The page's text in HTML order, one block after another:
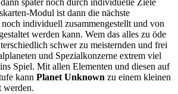
später noch durch individuelle Ziele
Modul ist dann die nächste
individuell zusammengestellt und von
werden kann. Wem das alles zu öde
schwer zu meisternden und frei
und Spezialkonzerne extrem viel
Spiel. Mit allen Elementen und diesen auf
kann Planet Unknown zu einem kleinen
werden.